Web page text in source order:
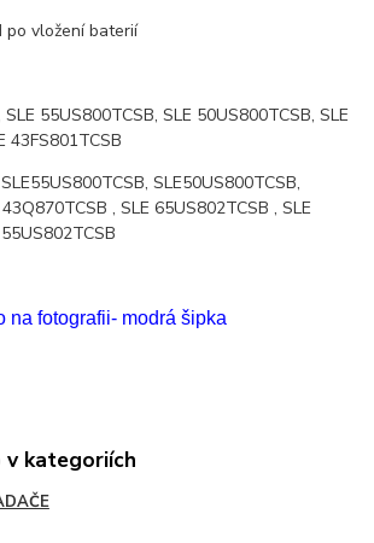
po vložení baterií
55US800TCSB, SLE 50US800TCSB, SLE
43FS801TCSB
SLE50US800TCSB,
, SLE 65US802TCSB ,SLE
na fotografii- modrá šipka
v kategoriích